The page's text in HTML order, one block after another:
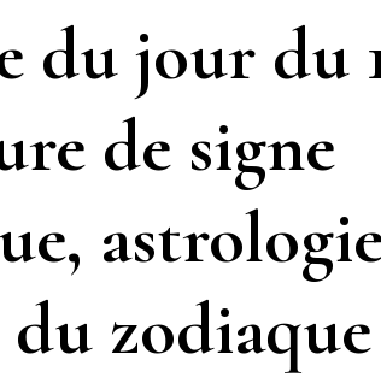
du jour du
de signe
zodiaque